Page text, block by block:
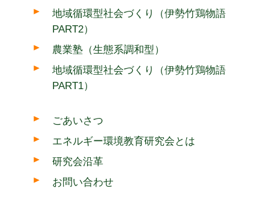
地域循環型社会づくり（伊勢竹鶏物語
PART2）
農業塾（生態系調和型）
地域循環型社会づくり（伊勢竹鶏物語
PART1）
ごあいさつ
エネルギー環境教育研究会とは
研究会沿革
お問い合わせ